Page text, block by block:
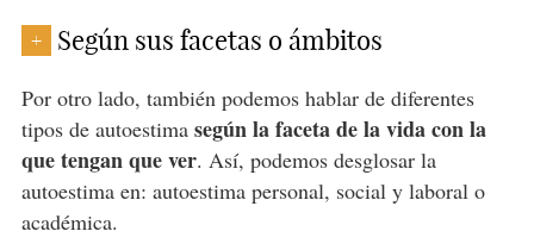
+ Según sus facetas o ámbitos
Por otro lado, también podemos hablar de diferentes
tipos de autoestima según la faceta de la vida con la
que tengan que ver. Así, podemos desglosar la
autoestima en: autoestima personal, social y laboral o
académica.